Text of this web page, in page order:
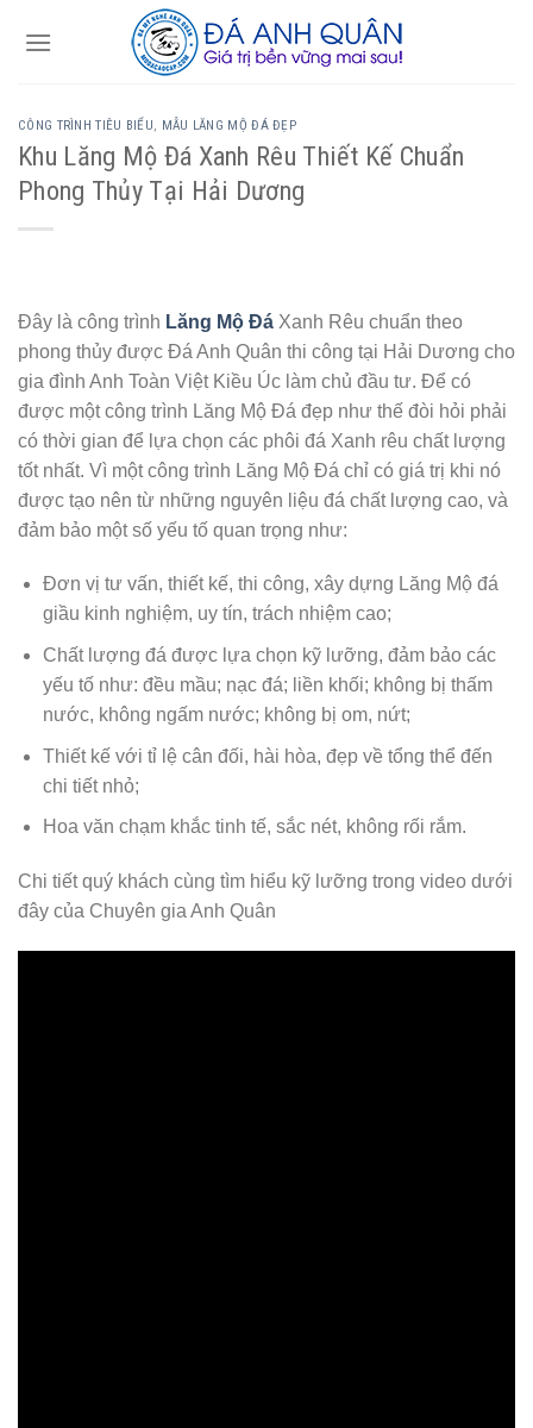
CÔNG TRÌNH TIÊU BIỂU, MẪU LĂNG MỘ ĐÁ ĐẸP
Khu Lăng Mộ Đá Xanh Rêu Thiết Kế Chuẩn
Phong Thủy Tại Hải Dương
Đây là công trình Lăng Mộ Đá Xanh Rêu chuẩn theo
phong thủy được Đá Anh Quân thi công tại Hải Dương cho
gia đình Anh Toàn Việt Kiều Úc làm chủ đầu tư. Để có
được một công trình Lăng Mộ Đá đẹp như thế đòi hỏi phải
có thời gian để lựa chọn các phôi đá Xanh rêu chất lượng
tốt nhất. Vì một công trình Lăng Mộ Đá chỉ có giá trị khi nó
được tạo nên từ những nguyên liệu đá chất lượng cao, và
đảm bảo một số yếu tố quan trọng như:
Đơn vị tư vấn, thiết kế, thi công, xây dựng Lăng Mộ đá
giầu kinh nghiệm, uy tín, trách nhiệm cao;
Chất lượng đá được lựa chọn kỹ lưỡng, đảm bảo các
yếu tố như: đều mầu; nạc đá; liền khối; không bị thấm
nước, không ngấm nước; không bị om, nứt;
Thiết kế với tỉ lệ cân đối, hài hòa, đẹp về tổng thể đến
chi tiết nhỏ;
Hoa văn chạm khắc tinh tế, sắc nét, không rối rắm.
Chi tiết quý khách cùng tìm hiểu kỹ lưỡng trong video dưới
đây của Chuyên gia Anh Quân